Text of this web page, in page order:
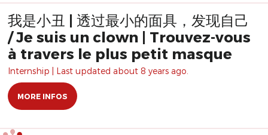
我是小丑 | 透过最小的面具，发现自己
/ Je suis un clown | Trouvez-vous
à travers le plus petit masque
Internship | Last updated about 8 years ago.
MORE INFOS